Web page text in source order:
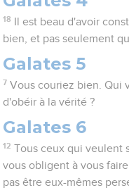
18
Il est beau d'avoir
bien, et pas seulement
Galates 5
7 Vous couriez bien. Qui
d'obéir à la vérité ?
Galates 6
12 Tous ceux qui veulent
vous obligent à vous
pas être eux-mêmes